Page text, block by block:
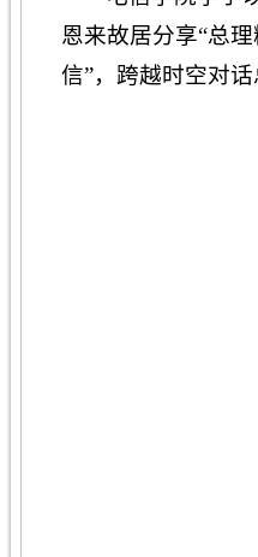
恩来故居分享“总
信”，跨越时空对